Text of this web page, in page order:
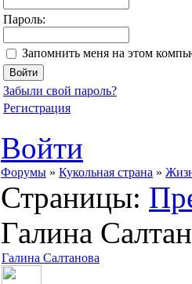
Пароль:
Запомнить меня на этом
Забыли свой пароль?
Регистрация
Войти
Форумы » Кукольная страна »
Страницы:
Галина
Галина Салтанова